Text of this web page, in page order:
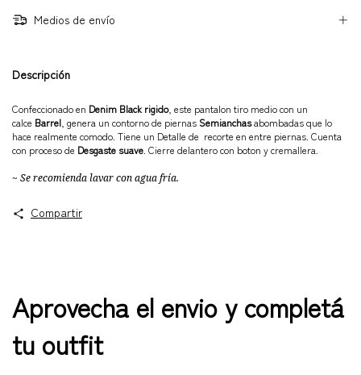
Medios de envío
Descripción
Confeccionado en Denim Black rigido, este pantalon tiro medio con un
calce Barrel , genera un contorno de piernas Semianchasabombadas que lo
hace realmente comodo. Tiene un Detalle de recorte en entre piernas. Cuenta
con proceso de Desgaste suave . Cierre delantero con boton y cremallera.
~ Se recomienda lavar con agua fría.
Compartir
Aprovecha el envio y completá
tu outfit